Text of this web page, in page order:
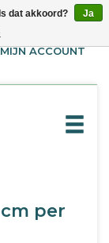
(€--,-
ACCOUNT
per
dat akkoord?
Ja